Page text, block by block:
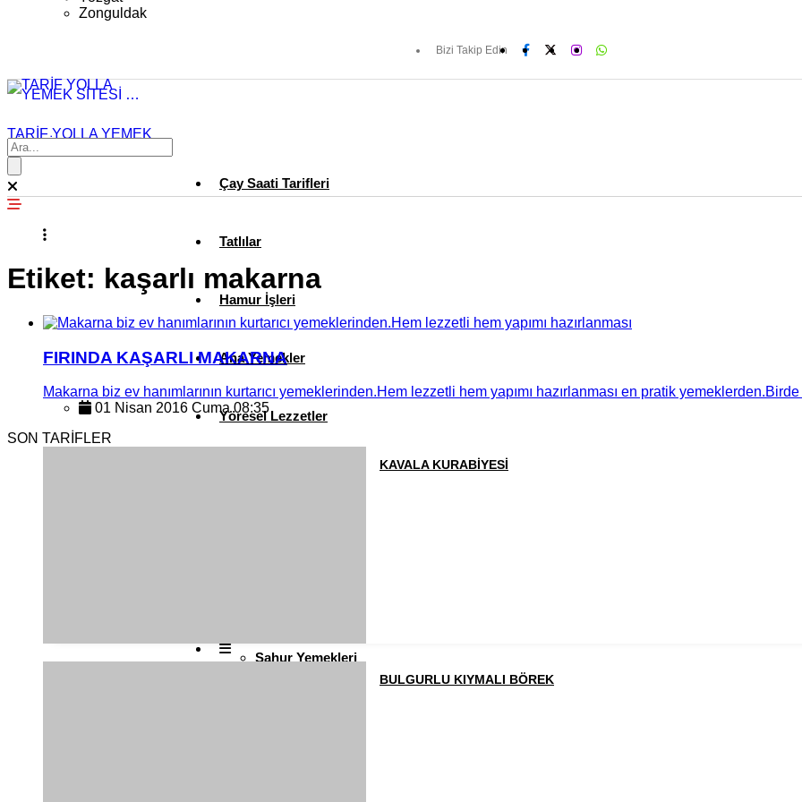
Zonguldak
Bizi Takip Edin
TARİF YOLLA YEMEK
SİTESİ …
Çay Saati Tarifleri
Tatlılar
Hamur İşleri
Ana Yemekler
Yöresel Lezzetler
Sahur Yemekleri
Etiket: kaşarlı makarna
FIRINDA KAŞARLI MAKARNA
Makarna biz ev hanımlarının kurtarıcı yemeklerinden.Hem lezzetli hem yapımı hazırlanması en pratik
01 Nisan 2016 Cuma 08:35
SON TARİFLER
KAVALA KURABİYESİ
BULGURLU KIYMALI BÖREK